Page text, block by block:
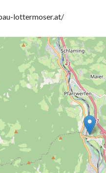
lottermoser.at/